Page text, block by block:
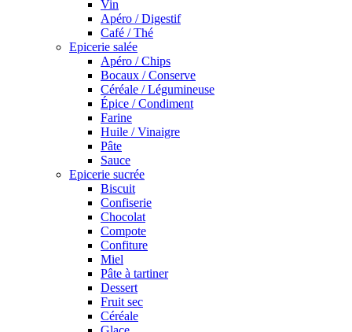
Vin
Apéro / Digestif
Café / Thé
Epicerie salée
Apéro / Chips
Bocaux / Conserve
Céréale / Légumineuse
Épice / Condiment
Farine
Huile / Vinaigre
Pâte
Sauce
Epicerie sucrée
Biscuit
Confiserie
Chocolat
Compote
Confiture
Miel
Pâte à tartiner
Dessert
Fruit sec
Céréale